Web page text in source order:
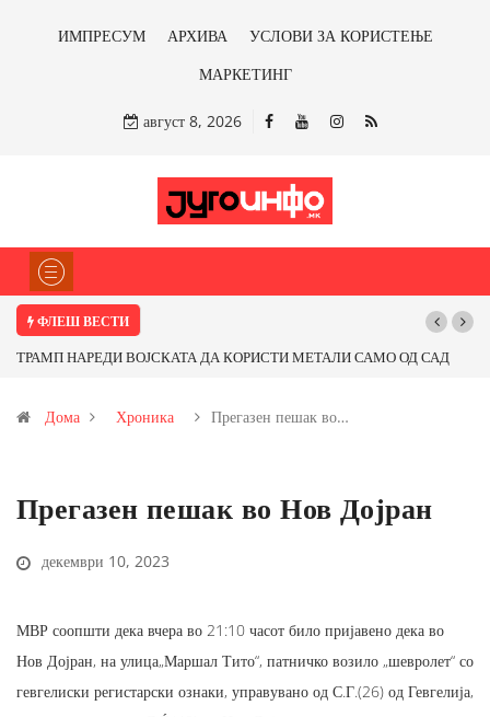
ИМПРЕСУМ АРХИВА
УСЛОВИ ЗА КОРИСТЕЊЕ
МАРКЕТИНГ
август 8, 2026
ФЛЕШ ВЕСТИ
ТРАМП НАРЕДИ ВОЈСКАТА ДА КОРИСТИ МЕТАЛИ САМО ОД САД
Иловица и со антимонот?
Дома Хроника Прегазен пешак во…
Прегазен пешак во Нов Дојран
декември 10, 2023
МВР соопшти дека вчера во 21:10 часот било пријавено дека во
Нов Дојран, на улица„Маршал Тито“, патничко возило „шевролет“ со
гевгелиски регистарски ознаки, управувано од С.Г.(26) од Гевгелија,